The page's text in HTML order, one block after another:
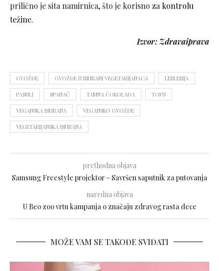
prilično je sita namirnica, što je korisno zakontrolu
težine.
Izvor: Zdravaiprava
GVOŽĐE GVOŽĐE U ISHRANI VEGETARIJANACA LEBLEBIJA
PASULJ SPANAĆ TAMNA ČOKOLADA TOFU
VEGANSKA ISHRANA VEGANSKO GVOŽĐE
VEGETARIJANSKA ISHRANA
prethodna objava
Samsung Freestyle projektor – Savršen saputnik za putovanja
naredna objava
U Beo zoo vrtu kampanja o značaju zdravog rasta dece
MOŽE VAM SE TAKOĐE SVIĐATI